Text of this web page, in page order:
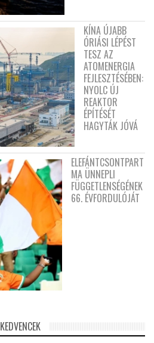
KÍNA ÚJABB
ÓRIÁSI LÉPÉST
TESZ AZ
ATOMENERGIA
FEJLESZTÉSÉBEN:
NYOLC ÚJ
REAKTOR
ÉPÍTÉSÉT
HAGYTÁK JÓVÁ
ELEFÁNTCSONTPART
MA ÜNNEPLI
FÜGGETLENSÉGÉNEK
66. ÉVFORDULÓJÁT
KEDVENCEK